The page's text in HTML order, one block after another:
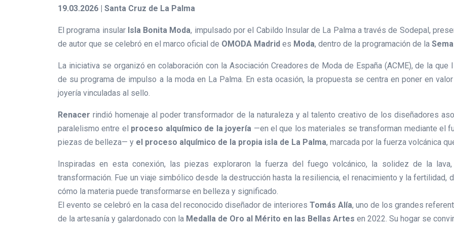
19.03.2026 | Santa Cruz de La Palma
El programa insular Isla Bonita Moda, impulsado por el Cabildo Insular de La Palma a través de Sodepal,
de autor que se celebró en el marco oficial de OMODA Madrid es Moda, dentro de la programación de la
La iniciativa se organizó en colaboración con la Asociación Creadores de Moda de España (ACME), de la
de su programa de impulso a la moda en La Palma. En esta ocasión, la propuesta se centra en poner en
joyería vinculadas al sello.
Renacer rindió homenaje al poder transformador de la naturaleza y al talento creativo de los diseñadores
paralelismo entre el proceso alquímico de la joyería —en el que los materiales se transforman mediante el
piezas de belleza— y el proceso alquímico de la propia isla de La Palma, marcada por la fuerza volcánica
Inspiradas en esta conexión, las piezas exploraron la fuerza del fuego volcánico, la solidez de la
transformación. Fue un viaje simbólico desde la destrucción hasta la resiliencia, el renacimiento y la fertilidad,
cómo la materia puede transformarse en belleza y significado.
El evento se celebró en la casa del reconocido diseñador de interiores Tomás Alía, uno de los grandes
de la artesanía y galardonado con la Medalla de Oro al Mérito en las Bellas Artes en 2022. Su hogar se